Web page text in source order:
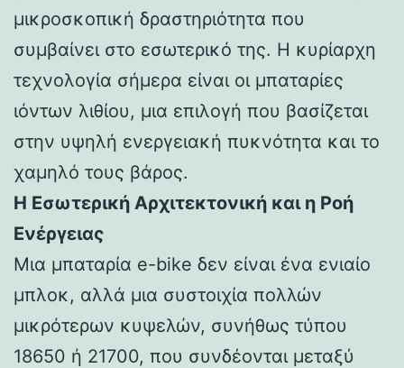
μικροσκοπική δραστηριότητα που
συμβαίνει στο εσωτερικό της. Η κυρίαρχη
τεχνολογία σήμερα είναι οι μπαταρίες
ιόντων λιθίου, μια επιλογή που βασίζεται
στην υψηλή ενεργειακή πυκνότητα και το
χαμηλό τους βάρος.
Η Εσωτερική Αρχιτεκτονική και η Ροή
Ενέργειας
Μια μπαταρία e-bike δεν είναι ένα ενιαίο
μπλοκ, αλλά μια συστοιχία πολλών
μικρότερων κυψελών, συνήθως τύπου
18650 ή 21700, που συνδέονται μεταξύ